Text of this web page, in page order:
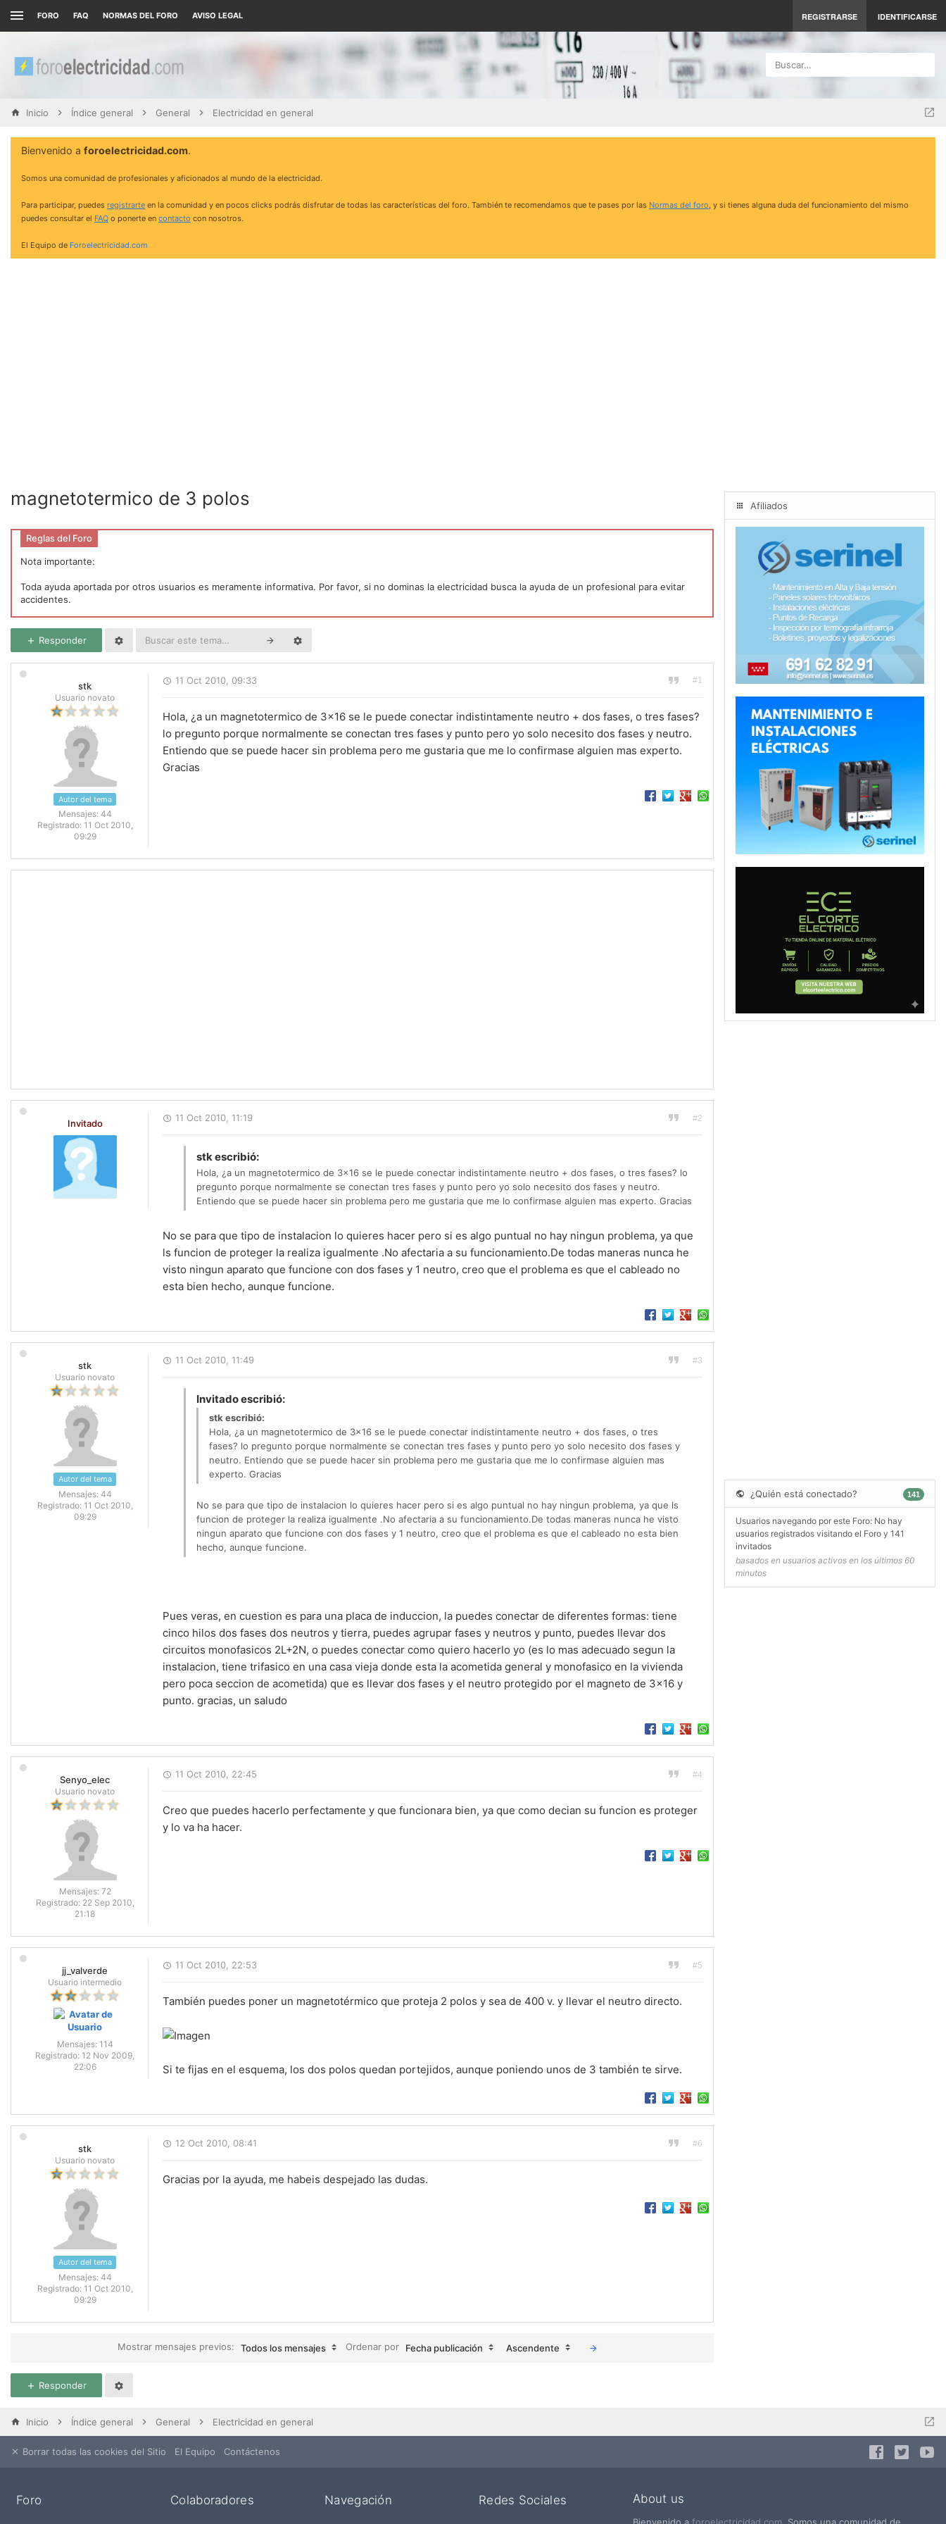
FORO FAQ NORMAS DEL FORO AVISO LEGAL REGISTRARSE IDENTIFICARSE
Buscar…
Inicio Índice general General Electricidad en general
Bienvenido a foroelectricidad.com.
Somos una comunidad de profesionales y aficionados al mundo de la electricidad.
Para participar, puedes registrarte en la comunidad y en pocos clicks podrás disfrutar de todas las características del foro. También te recomendamos que te pases por las Normas del foro, y si tienes alguna duda del funcionamiento del mismo
puedes consultar el FAQ o ponerte en contacto con nosotros.
El Equipo de Foroelectricidad.com
magnetotermico de 3 polos
Reglas del Foro
Nota importante:
Toda ayuda aportada por otros usuarios es meramente informativa. Por favor, si no dominas la electricidad busca la ayuda de un profesional para evitar
accidentes.
Responder
stk
Usuario novato
Autor del tema
Mensajes: 44
Registrado: 11 Oct 2010,
09:29
#1
11 Oct 2010, 09:33
Hola, ¿a un magnetotermico de 3x16 se le puede conectar indistintamente neutro + dos fases, o tres fases?
lo pregunto porque normalmente se conectan tres fases y punto pero yo solo necesito dos fases y neutro.
Entiendo que se puede hacer sin problema pero me gustaria que me lo confirmase alguien mas experto.
Gracias
Invitado #2
11 Oct 2010, 11:19
stk escribió:
Hola, ¿a un magnetotermico de 3x16 se le puede conectar indistintamente neutro + dos fases, o tres fases? lo
pregunto porque normalmente se conectan tres fases y punto pero yo solo necesito dos fases y neutro.
Entiendo que se puede hacer sin problema pero me gustaria que me lo confirmase alguien mas experto. Gracias
No se para que tipo de instalacion lo quieres hacer pero si es algo puntual no hay ningun problema, ya que
ls funcion de proteger la realiza igualmente .No afectaria a su funcionamiento.De todas maneras nunca he
visto ningun aparato que funcione con dos fases y 1 neutro, creo que el problema es que el cableado no
esta bien hecho, aunque funcione.
stk
Usuario novato
Autor del tema
Mensajes: 44
Registrado: 11 Oct 2010,
09:29
#3
11 Oct 2010, 11:49
Invitado escribió:
stk escribió:
Hola, ¿a un magnetotermico de 3x16 se le puede conectar indistintamente neutro + dos fases, o tres
fases? lo pregunto porque normalmente se conectan tres fases y punto pero yo solo necesito dos fases y
neutro. Entiendo que se puede hacer sin problema pero me gustaria que me lo confirmase alguien mas
experto. Gracias
No se para que tipo de instalacion lo quieres hacer pero si es algo puntual no hay ningun problema, ya que ls
funcion de proteger la realiza igualmente .No afectaria a su funcionamiento.De todas maneras nunca he visto
ningun aparato que funcione con dos fases y 1 neutro, creo que el problema es que el cableado no esta bien
hecho, aunque funcione.
Pues veras, en cuestion es para una placa de induccion, la puedes conectar de diferentes formas: tiene
cinco hilos dos fases dos neutros y tierra, puedes agrupar fases y neutros y punto, puedes llevar dos
circuitos monofasicos 2L+2N, o puedes conectar como quiero hacerlo yo (es lo mas adecuado segun la
instalacion, tiene trifasico en una casa vieja donde esta la acometida general y monofasico en la vivienda
pero poca seccion de acometida) que es llevar dos fases y el neutro protegido por el magneto de 3x16 y
punto. gracias, un saludo
Senyo_elec
Usuario novato
Mensajes: 72
Registrado: 22 Sep 2010,
21:18
#4
11 Oct 2010, 22:45
Creo que puedes hacerlo perfectamente y que funcionara bien, ya que como decian su funcion es proteger
y lo va ha hacer.
jj_valverde
Usuario intermedio
Mensajes: 114
Registrado: 12 Nov 2009,
22:06
#5
11 Oct 2010, 22:53
También puedes poner un magnetotérmico que proteja 2 polos y sea de 400 v. y llevar el neutro directo.
Si te fijas en el esquema, los dos polos quedan portejidos, aunque poniendo unos de 3 también te sirve.
stk
Usuario novato
Autor del tema
Mensajes: 44
Registrado: 11 Oct 2010,
09:29
#6
12 Oct 2010, 08:41
Gracias por la ayuda, me habeis despejado las dudas.
Mostrar mensajes previos: Todos los mensajes Ordenar por Fecha publicación Ascendente
Responder
Afiliados
¿Quién está conectado? 141
Usuarios navegando por este Foro: No hay
usuarios registrados visitando el Foro y 141
invitados
basados en usuarios activos en los últimos 60
minutos
Inicio Índice general General Electricidad en general
Borrar todas las cookies del Sitio El Equipo Contáctenos
Foro Colaboradores Navegación Redes Sociales About us